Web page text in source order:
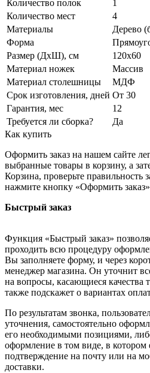
Количество полок
1
Количество мест
4
Материалы
Дерево
Форма
Размер (ДхШ), см
120х60
Материал ножек
Массив
Материал столешницы
МДФ
Срок изготовления, дней От 30
Гарантия, мес
12
Требуется ли сборка?
Да
Как купить
Оформить заказ на нашем сайте
выбранные товары в корзину, а
Корзина, проверьте правильность
нажмите кнопку «Оформить
Быстрый заказ
Функция «Быстрый заказ»
проходить всю процедуру
Вы заполняете форму, и через
менеджер магазина. Он уточнит
на вопросы, касающиеся качества
также подскажет о вариантах
По результатам звонка,
уточнения, самостоятельно
его необходимыми позициями,
оформление в том виде, в котором
подтверждение на почту или на
доставки.